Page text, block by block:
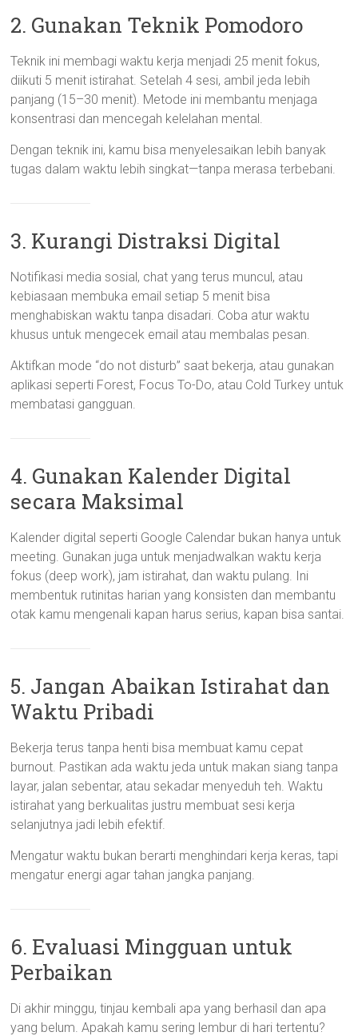
2. Gunakan Teknik Pomodoro
Teknik ini membagi waktu kerja menjadi 25 menit fokus,
diikuti 5 menit istirahat. Setelah 4 sesi, ambil jeda lebih
panjang (15–30 menit). Metode ini membantu menjaga
konsentrasi dan mencegah kelelahan mental.
Dengan teknik ini, kamu bisa menyelesaikan lebih banyak
tugas dalam waktu lebih singkat—tanpa merasa terbebani.
3. Kurangi Distraksi Digital
Notifikasi media sosial, chat yang terus muncul, atau
kebiasaan membuka email setiap 5 menit bisa
menghabiskan waktu tanpa disadari. Coba atur waktu
khusus untuk mengecek email atau membalas pesan.
Aktifkan mode “do not disturb” saat bekerja, atau gunakan
aplikasi seperti Forest, Focus To-Do, atau Cold Turkey untuk
membatasi gangguan.
4. Gunakan Kalender Digital
secara Maksimal
Kalender digital seperti Google Calendar bukan hanya untuk
meeting. Gunakan juga untuk menjadwalkan waktu kerja
fokus (deep work), jam istirahat, dan waktu pulang. Ini
membentuk rutinitas harian yang konsisten dan membantu
otak kamu mengenali kapan harus serius, kapan bisa santai.
5. Jangan Abaikan Istirahat dan
Waktu Pribadi
Bekerja terus tanpa henti bisa membuat kamu cepat
burnout. Pastikan ada waktu jeda untuk makan siang tanpa
layar, jalan sebentar, atau sekadar menyeduh teh. Waktu
istirahat yang berkualitas justru membuat sesi kerja
selanjutnya jadi lebih efektif.
Mengatur waktu bukan berarti menghindari kerja keras, tapi
mengatur energi agar tahan jangka panjang.
6. Evaluasi Mingguan untuk
Perbaikan
Di akhir minggu, tinjau kembali apa yang berhasil dan apa
yang belum. Apakah kamu sering lembur di hari tertentu?